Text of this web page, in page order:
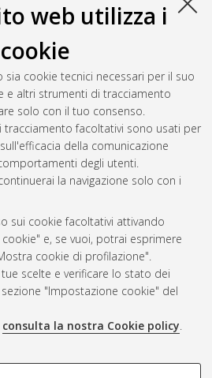
web utilizza i
cookie
cookie tecnici necessari per il suo
e altri strumenti di tracciamento
solo con il tuo consenso.
tracciamento facoltativi sono usati per
della comunicazione
degli utenti.
la navigazione solo con i
sui cookie facoltativi attivando
e, se vuoi, potrai esprimere
cookie di profilazione".
scelte e verificare lo stato dei
"Impostazione cookie" del
consulta la nostra Cookie policy.
-
del documento: